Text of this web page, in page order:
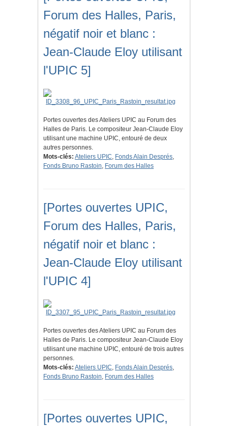
Forum des Halles, Paris,
négatif noir et blanc :
Jean-Claude Eloy utilisant
l'UPIC 5]
Portes ouvertes des Ateliers UPIC au Forum des
Halles de Paris. Le compositeur Jean-Claude Eloy
utilisant une machine UPIC, entouré de deux
autres personnes.
Mots-clés: Ateliers UPIC, Fonds Alain Després,
Fonds Bruno Rastoin, Forum des Halles
[Portes ouvertes UPIC,
Forum des Halles, Paris,
négatif noir et blanc :
Jean-Claude Eloy utilisant
l'UPIC 4]
Portes ouvertes des Ateliers UPIC au Forum des
Halles de Paris. Le compositeur Jean-Claude Eloy
utilisant une machine UPIC, entouré de trois autres
personnes.
Mots-clés: Ateliers UPIC, Fonds Alain Després,
Fonds Bruno Rastoin, Forum des Halles
[Portes ouvertes UPIC,